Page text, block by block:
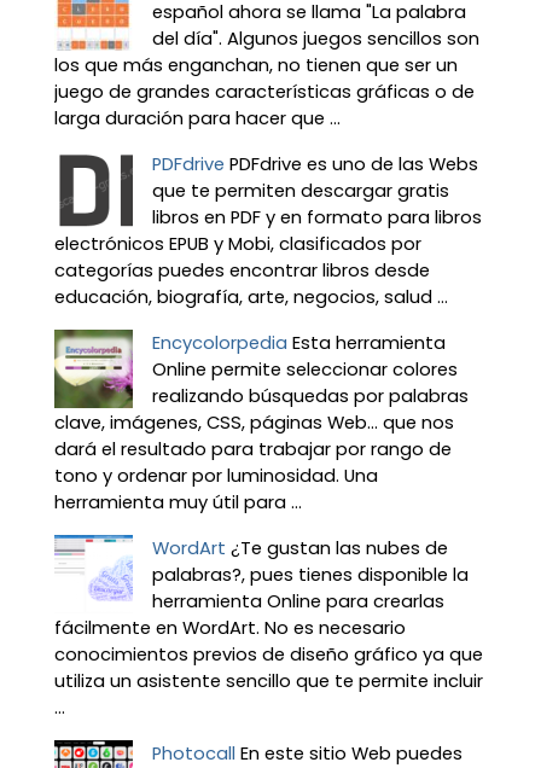
español ahora se llama "La palabra
del día". Algunos juegos sencillos son
los que más enganchan, no tienen que ser un
juego de grandes características gráficas o de
larga duración para hacer que ...
PDFdrive PDFdrive es uno de las Webs
que te permiten descargar gratis
libros en PDF y en formato para libros
electrónicos EPUB y Mobi, clasificados por
categorías puedes encontrar libros desde
educación, biografía, arte, negocios, salud ...
Encycolorpedia Esta herramienta
Online permite seleccionar colores
realizando búsquedas por palabras
clave, imágenes, CSS, páginas Web... que nos
dará el resultado para trabajar por rango de
tono y ordenar por luminosidad. Una
herramienta muy útil para ...
WordArt ¿Te gustan las nubes de
palabras?, pues tienes disponible la
herramienta Online para crearlas
fácilmente en WordArt. No es necesario
conocimientos previos de diseño gráfico ya que
utiliza un asistente sencillo que te permite incluir
...
Photocall En este sitio Web puedes